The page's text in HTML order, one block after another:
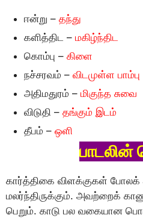
ஈன்று – தந்து
களித்திட – மகிழ்ந்திட
கொம்பு – கிளை
நச்சரவம் – விடமுள்ள பாம்பு
அதிமதுரம் – மிகுந்த சுவை
விடுதி – தங்கும் இடம்
தீபம் – ஒளி
பாடலின்
கார்த்திகை விளக்குகள் போலக்
மலர்ந்திருக்கும். அவற்றைக்
பெறும். காடு பல வகையான